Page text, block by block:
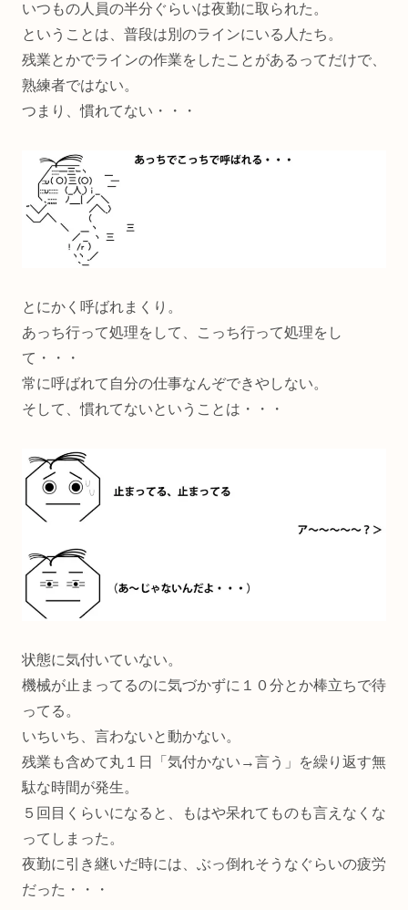
いつもの人員の半分ぐらいは夜勤に取られた。
ということは、普段は別のラインにいる人たち。
残業とかでラインの作業をしたことがあるってだけで、
熟練者ではない。
つまり、慣れてない・・・
とにかく呼ばれまくり。
あっち行って処理をして、こっち行って処理をし
て・・・
常に呼ばれて自分の仕事なんぞできやしない。
そして、慣れてないということは・・・
状態に気付いていない。
機械が止まってるのに気づかずに１０分とか棒立ちで待
ってる。
いちいち、言わないと動かない。
残業も含めて丸１日「気付かない→言う」を繰り返す無
駄な時間が発生。
５回目くらいになると、もはや呆れてものも言えなくな
ってしまった。
夜勤に引き継いだ時には、ぶっ倒れそうなぐらいの疲労
だった・・・